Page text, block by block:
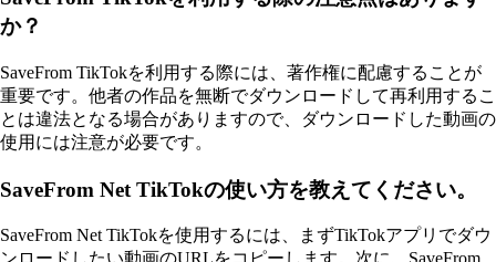
か？
SaveFrom TikTokを利用する際には、著作権に配慮することが
重要です。他者の作品を無断でダウンロードして再利用するこ
とは違法となる場合がありますので、ダウンロードした動画の
使用には注意が必要です。
SaveFrom Net TikTokの使い方を教えてください。
SaveFrom Net TikTokを使用するには、まずTikTokアプリでダウ